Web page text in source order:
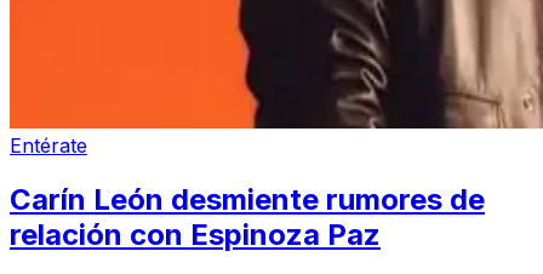
Entérate
Carín León desmiente rumores de
relación con Espinoza Paz